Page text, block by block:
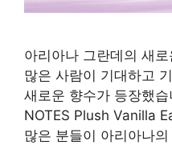
아리아나 그란데의 새
많은 사람이 기대하고
새로운 향수가 등장했습
NOTES Plush Vanilla
많은 분들이 아리아나